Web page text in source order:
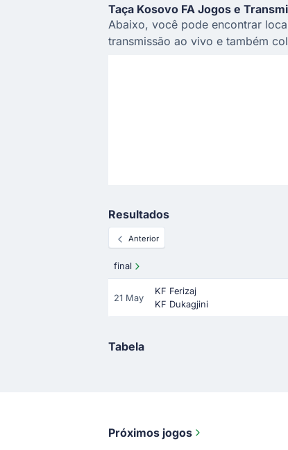
Taça Kosovo FA Jogos e
Abaixo, você pode encontrar
transmissão ao vivo e também
Resultados
Anterior
final
21 May
KF Ferizaj
KF Dukagjini
Tabela
Próximos jogos